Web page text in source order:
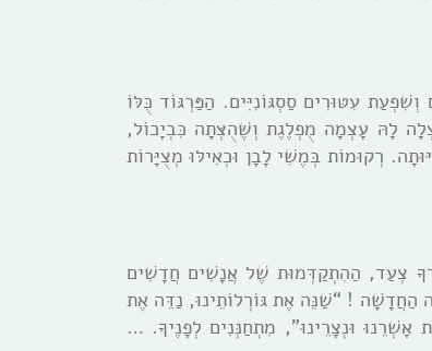
עִטּוּרִים סַסְגּוֹנִיִּים. הַפַּרְגּוֹד כֻּלּוֹ
לָהּ עָצְמָה מֻפְלֶגֶת וְשֶׁהֻצְּתָה כִּבְיָכוֹל,
רְקוּמוֹת בְּמֶשִׁי לָבָן וּכְאִילּוּ מְצֻיָּרוֹת
צְעַד, הַהִתְקַדְּמוּת שֶׁל אֲנָשִׁים חֲדָשִׁים
! “שַׁנֵּה אֶת גּוֹרְלוֹתֵינוּ, נַדֵּה אֶת
וּנְצָרֵינוּ”, מִתְחַנְּנִים לְפָנֶיךָ. …